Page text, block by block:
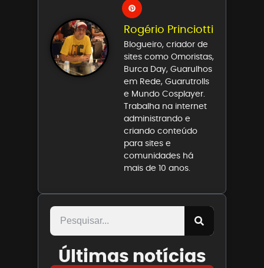
Rogério Princiotti
Blogueiro, criador de
sites como Omoristas,
Burca Day, Guarulhos
em Rede, Guarutrolls
e Mundo Cosplayer.
Trabalha na internet
administrando e
criando conteúdo
para sites e
comunidades há
mais de 10 anos.
Últimas notícias